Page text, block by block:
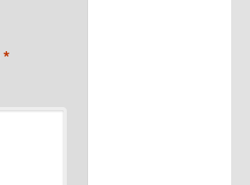
*